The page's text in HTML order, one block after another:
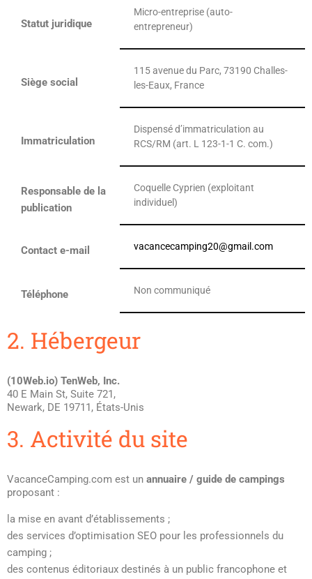
Statut juridique
Micro-entreprise (auto-
entrepreneur)
Siège social
115 avenue du Parc, 73190 Challes-
les-Eaux, France
Immatriculation
Dispensé d’immatriculation au
RCS/RM (art. L 123-1-1 C. com.)
Responsable de la
publication
Coquelle Cyprien (exploitant
individuel)
Contact e-mail vacancecamping20@gmail.com
Téléphone Non communiqué
2. Hébergeur
(10Web.io) TenWeb, Inc.
40 E Main St, Suite 721,
Newark, DE 19711, États-Unis
3. Activité du site
VacanceCamping.com est un annuaire / guide de campings
proposant :
la mise en avant d’établissements ;
des services d’optimisation SEO pour les professionnels du
camping ;
des contenus éditoriaux destinés à un public francophone et